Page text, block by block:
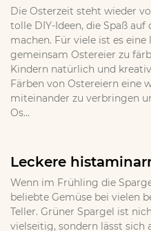
Die Osterzeit steht wieder
tolle DIY-Ideen, die Spaß
machen. Für viele ist es
gemeinsam Ostereier zu
Kindern natürlich und
Färben von Ostereiern eine
miteinander zu verbringen
Os...
Leckere
Wenn im Frühling die
beliebte Gemüse bei vielen
Teller. Grüner Spargel ist
vielseitig, sondern lässt sich